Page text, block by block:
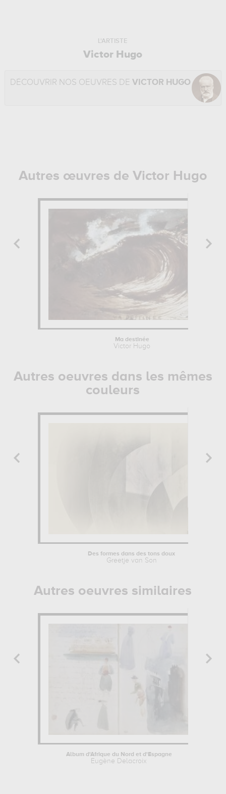
L'ARTISTE
Victor Hugo
DÉCOUVRIR NOS OEUVRES DE VICTOR HUGO
Autres œuvres de Victor Hugo
Ma destinée
Victor Hugo
Autres oeuvres dans les mêmes
couleurs
Des formes dans des tons doux
Greetje van Son
Autres oeuvres similaires
Album d'Afrique du Nord et d'Espagne
Eugène Delacroix